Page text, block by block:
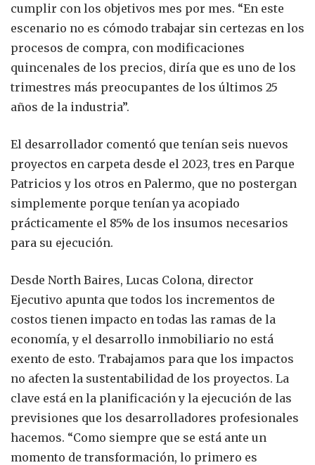
cumplir con los objetivos mes por mes. “En este
escenario no es cómodo trabajar sin certezas en los
procesos de compra, con modificaciones
quincenales de los precios, diría que es uno de los
trimestres más preocupantes de los últimos 25
años de la industria”.
El desarrollador comentó que tenían seis nuevos
proyectos en carpeta desde el 2023, tres en Parque
Patricios y los otros en Palermo, que no postergan
simplemente porque tenían ya acopiado
prácticamente el 85% de los insumos necesarios
para su ejecución.
Desde North Baires, Lucas Colona, director
Ejecutivo apunta que todos los incrementos de
costos tienen impacto en todas las ramas de la
economía, y el desarrollo inmobiliario no está
exento de esto. Trabajamos para que los impactos
no afecten la sustentabilidad de los proyectos. La
clave está en la planificación y la ejecución de las
previsiones que los desarrolladores profesionales
hacemos. “Como siempre que se está ante un
momento de transformación, lo primero es